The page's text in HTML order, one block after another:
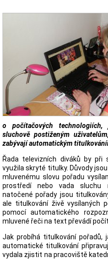
o počítačových
sluchově postiženým
zabývají automatickým
Řada televizních diváků by při
využila skryté titulky. Důvody
mluvenému slovu pořadu
prostředí nebo vada sluchu
natočené pořady jsou
ale titulkování živě vysílaných
pomocí automatického
mluvené řeči na text převádí
Jak probíhá titulkování
automatické titulkování
vydala zjistit na pracoviště